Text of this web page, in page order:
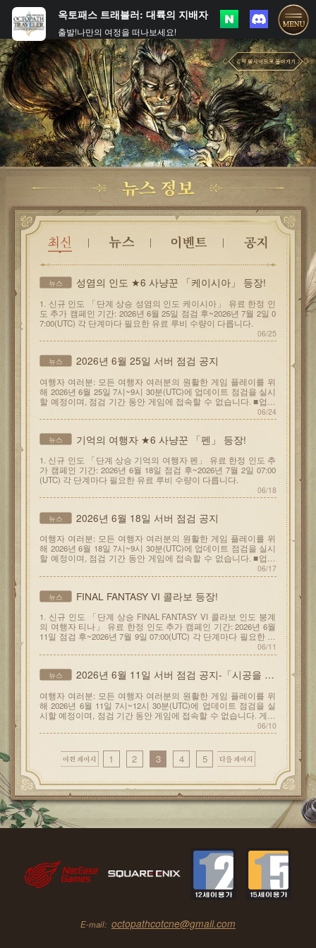
뉴스 성염의 인도 ★6 사냥꾼 「케이시아」 등장!
1. 신규 인도 「단계 상승 성염의 인도 케이시아」 유료 한정 인
도 추가 캠페인 기간: 2026년 6월 25일 점검 후~2026년 7월 2일 0
7:00(UTC) 각 단계마다 필요한 유료 루비 수량이 다릅니다.
06/25
뉴스 2026년 6월 25일 서버 점검 공지
여행자 여러분: 모든 여행자 여러분의 원활한 게임 플레이를 위
해 2026년 6월 25일 7시~9시 30분(UTC)에 업데이트 점검을 실시
할 예정이며, 점검 기간 동안 게임에 접속할 수 없습니다. ■업데
06/24
뉴스 기억의 여행자 ★6 사냥꾼 「펜」 등장!
1. 신규 인도 「단계 상승 기억의 여행자 펜」 유료 한정 인도 추
가 캠페인 기간: 2026년 6월 18일 점검 후~2026년 7월 2일 07:00
(UTC) 각 단계마다 필요한 유료 루비 수량이 다릅니다.
06/18
뉴스 2026년 6월 18일 서버 점검 공지
여행자 여러분: 모든 여행자 여러분의 원활한 게임 플레이를 위
해 2026년 6월 18일 7시~9시 30분(UTC)에 업데이트 점검을 실시
할 예정이며, 점검 기간 동안 게임에 접속할 수 없습니다. ■업데
06/17
뉴스 FINAL FANTASY VI 콜라보 등장!
1. 신규 인도 「단계 상승 FINAL FANTASY VI 콜라보 인도 붕계
의 여행자 티나」 유료 한정 인도 추가 캠페인 기간: 2026년 6월
11일 점검 후~2026년 7월 9일 07:00(UTC) 각 단계마다 필요한 유
06/11
뉴스 2026년 6월 11일 서버 점검 공지-「시공을 초월한 대
여행자 여러분: 모든 여행자 여러분의 원활한 게임 플레이를 위
해 2026년 6월 11일 7시~12시 30분(UTC)에 업데이트 점검을 실
시할 예정이며, 점검 기간 동안 게임에 접속할 수 없습니다. 게임
06/10
1 2 3 4 5
옥토패스 트래블러: 대륙의 지배자
출발!나만의 여정을 떠나보세요!
E-mail: octopathcotcne@gmail.com